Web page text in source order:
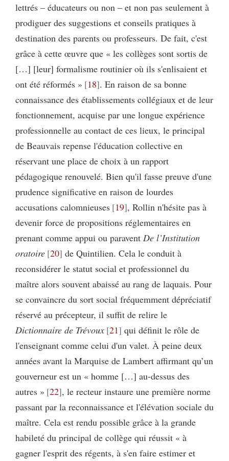
lettrés – éducateurs ou non – et non pas seulement à
prodiguer des suggestions et conseils pratiques à
destination des parents ou professeurs. De fait, c'est
grâce à cette œuvre que « les collèges sont sortis de
[…] [leur] formalisme routinier où ils s'enlisaient et
ont été réformés » 18 . En raison de sa bonne
connaissance des établissements collégiaux et de leur
fonctionnement, acquise par une longue expérience
professionnelle au contact de ces lieux, le principal
de Beauvais repense l'éducation collective en
réservant une place de choix à un rapport
pédagogique renouvelé. Bien qu'il fasse preuve d'une
prudence significative en raison de lourdes
accusations calomnieuses 19 , Rollin n'hésite pas à
devenir force de propositions réglementaires en
prenant comme appui ou paravent De l’Institution
oratoire 20 de Quintilien. Cela le conduit à
reconsidérer le statut social et professionnel du
maître alors souvent abaissé au rang de laquais. Pour
se convaincre du sort social fréquemment dépréciatif
réservé au précepteur, il suffit de relire le
Dictionnaire de Trévoux 21 qui définit le rôle de
l'enseignant comme celui d'un valet. À peine deux
années avant la Marquise de Lambert affirmant qu’un
gouverneur est un « homme […] au-dessus des
autres » 22 , le recteur instaure une première norme
passant par la reconnaissance et l'élévation sociale du
maître. Cela est rendu possible grâce à la grande
habileté du principal de collège qui réussit « à
gagner l'esprit des régents, à s'en faire estimer et